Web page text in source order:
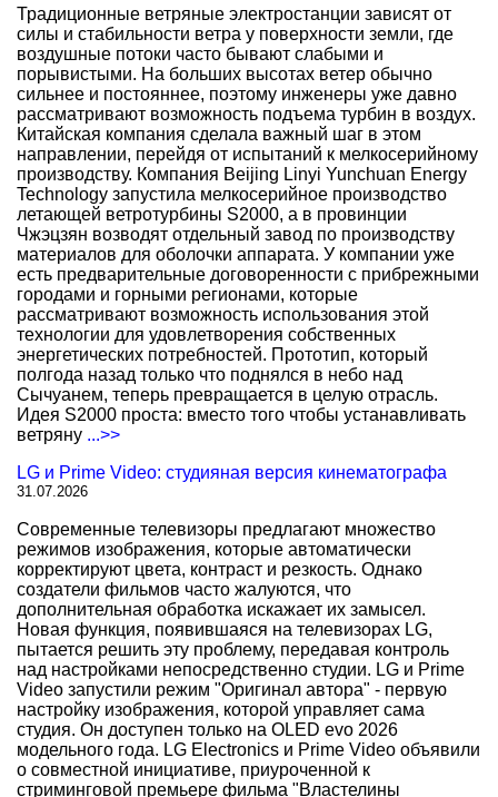
Традиционные ветряные электростанции зависят от
силы и стабильности ветра у поверхности земли, где
воздушные потоки часто бывают слабыми и
порывистыми. На больших высотах ветер обычно
сильнее и постояннее, поэтому инженеры уже давно
рассматривают возможность подъема турбин в воздух.
Китайская компания сделала важный шаг в этом
направлении, перейдя от испытаний к мелкосерийному
производству. Компания Beijing Linyi Yunchuan Energy
Technology запустила мелкосерийное производство
летающей ветротурбины S2000, а в провинции
Чжэцзян возводят отдельный завод по производству
материалов для оболочки аппарата. У компании уже
есть предварительные договоренности с прибрежными
городами и горными регионами, которые
рассматривают возможность использования этой
технологии для удовлетворения собственных
энергетических потребностей. Прототип, который
полгода назад только что поднялся в небо над
Сычуанем, теперь превращается в целую отрасль.
Идея S2000 проста: вместо того чтобы устанавливать
ветряну ...>>
LG и Prime Video: студияная версия кинематографа
31.07.2026
Современные телевизоры предлагают множество
режимов изображения, которые автоматически
корректируют цвета, контраст и резкость. Однако
создатели фильмов часто жалуются, что
дополнительная обработка искажает их замысел.
Новая функция, появившаяся на телевизорах LG,
пытается решить эту проблему, передавая контроль
над настройками непосредственно студии. LG и Prime
Video запустили режим "Оригинал автора" - первую
настройку изображения, которой управляет сама
студия. Он доступен только на OLED evo 2026
модельного года. LG Electronics и Prime Video объявили
о совместной инициативе, приуроченной к
стриминговой премьере фильма "Властелины